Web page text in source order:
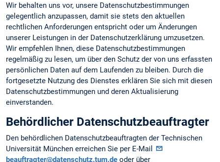
Wir behalten uns vor, unsere Datenschutzbestimmungen
gelegentlich anzupassen, damit sie stets den aktuellen
rechtlichen Anforderungen entspricht oder um Änderungen
unserer Leistungen in der Datenschutzerklärung umzusetzen.
Wir empfehlen Ihnen, diese Datenschutzbestimmungen
regelmäßig zu lesen, um über den Schutz der von uns erfassten
persönlichen Daten auf dem Laufenden zu bleiben. Durch die
fortgesetzte Nutzung des Dienstes erklären Sie sich mit diesen
Datenschutzbestimmungen und deren Aktualisierung
einverstanden.
Behördlicher Datenschutzbeauftragter
Den behördlichen Datenschutzbeauftragten der Technischen
Universität München erreichen Sie per E-Mail
beauftragter@datenschutz.tum.de oder über